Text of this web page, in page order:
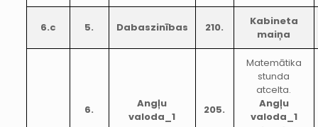
6.c 5. Dabaszinības 210.
Kabineta
maiņa
6.
Angļu
valoda_1
205.
Matemātika
stunda
atcelta.
Angļu
valoda_1